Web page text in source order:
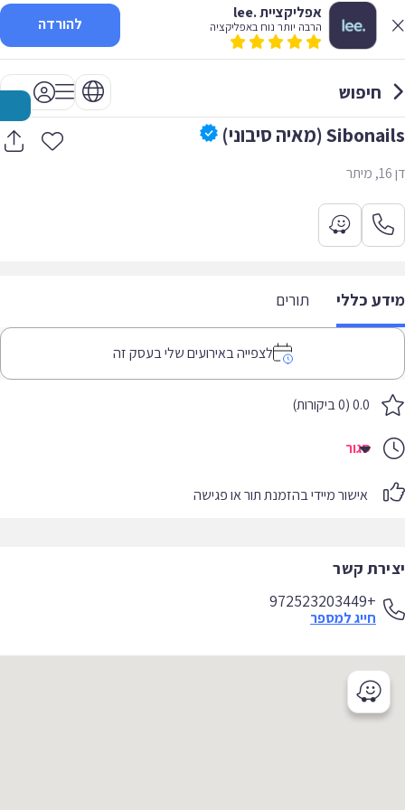
אפליקציית .lee
הרבה יותר נוח באפליקציה להורדה
חיפוש
Sibonails (מאיה סיבוני)
דן 16, מיתר
מידע כללי תורים
לצפייה באירועים שלי בעסק זה
0.0 (0 ביקורות)
סגור
אישור מיידי בהזמנת תור או פגישה
יצירת קשר
+972523203449
חייג למספר